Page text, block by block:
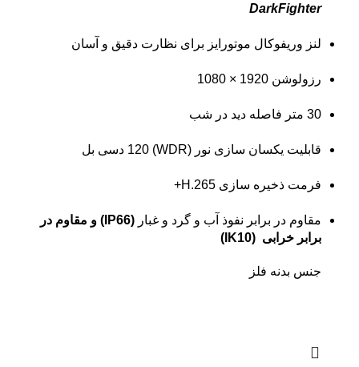
DarkFighter
لنز وریفوکال موتورایز برای نظارت دقیق و آسان
رزولوشن 1920 × 1080
30 متر فاصله دید در شب
قابلیت یکسان سازی نور (WDR) 120 دسی بل
فرمت ذخیره سازی H.265+
مقاوم در برابر نفوذ آب و گرد و غبار
(IP66) و مقاوم در
برابر خرابی (IK10)
جنس بدنه فلز